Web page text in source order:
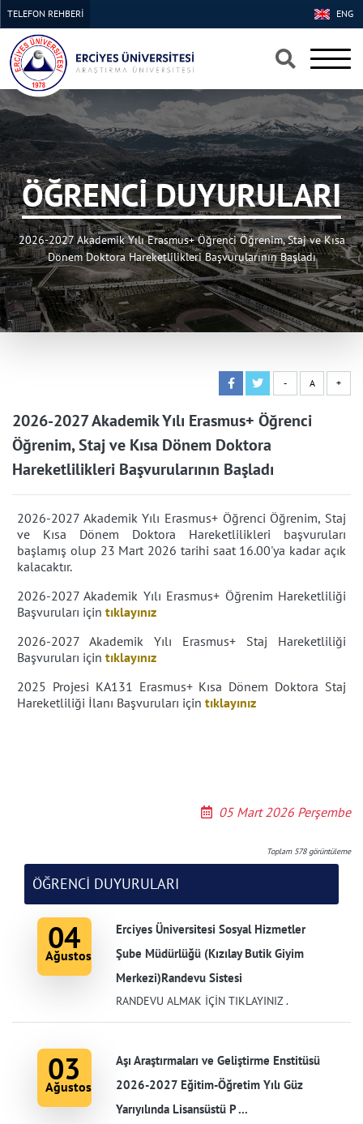
×
×
ENG
TELEFON REHBERİ
ÖĞRENCİ DUYURULARI
2026-2027 Akademik Yılı Erasmus+ Öğrenci Öğrenim, Staj ve Kısa
Dönem Doktora Hareketlilikleri Başvurularının Başladı
- A +
2026-2027 Akademik Yılı Erasmus+ Öğrenci
Öğrenim, Staj ve Kısa Dönem Doktora
Hareketlilikleri Başvurularının Başladı
2026-2027 Akademik Yılı Erasmus+ Öğrenci Öğrenim, Staj
ve Kısa Dönem Doktora Hareketlilikleri başvuruları
başlamış olup 23 Mart 2026 tarihi saat 16.00'ya kadar açık
kalacaktır.
2026-2027 Akademik Yılı Erasmus+ Öğrenim Hareketliliği
Başvuruları için tıklayınız
2026-2027 Akademik Yılı Erasmus+ Staj Hareketliliği
Başvuruları için tıklayınız
2025 Projesi KA131 Erasmus+ Kısa Dönem Doktora Staj
Hareketliliği İlanı Başvuruları için tıklayınız
05 Mart 2026 Perşembe
Toplam 578görüntüleme
ÖĞRENCİ DUYURULARI
04
Ağustos
Erciyes Üniversitesi Sosyal Hizmetler
Şube Müdürlüğü (Kızılay Butik Giyim
Merkezi)Randevu Sistesi
RANDEVU ALMAK İÇİN TIKLAYINIZ .
03
Ağustos
Aşı Araştırmaları ve Geliştirme Enstitüsü
2026-2027 Eğitim-Öğretim Yılı Güz
Yarıyılında Lisansüstü P ...